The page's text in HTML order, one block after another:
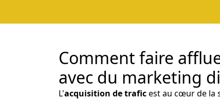
Comment faire
avec du marketing
L'acquisition de traficest au cœur de la